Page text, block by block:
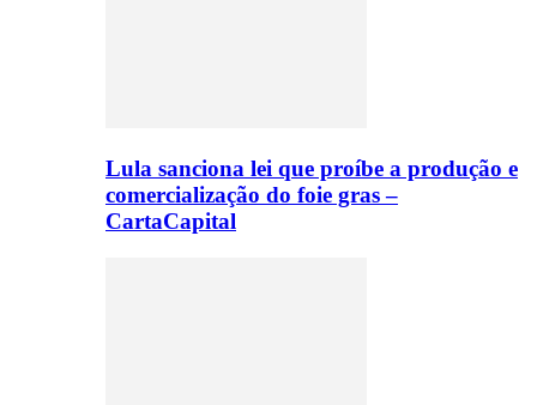
Lula sanciona lei que proíbe a produção e
comercialização do foie gras –
CartaCapital